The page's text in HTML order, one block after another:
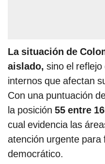
La situación de
aislado, sino el
internos que afectan
Con una puntuación
la posición 55 entre
cual evidencia las
atención urgente
democrático.